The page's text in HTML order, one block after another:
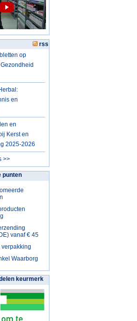
rss
op
en
en
Kerst en
2025-2026
>>
punten
vanaf € 45
verpakking
Waarborg
keurmerk